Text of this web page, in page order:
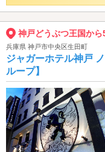
神戸どうぶつ王国か
兵庫県 神戸市中央区生田町
ジャガーホテル神戸
ループ】